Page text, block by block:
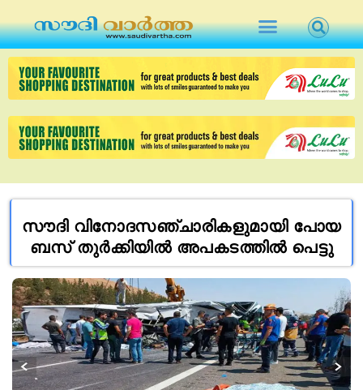
സൗദി വിനോദസഞ്ചാരികളുമായി പോയ
ബസ് തുർക്കിയിൽ അപകടത്തിൽ പെട്ടു